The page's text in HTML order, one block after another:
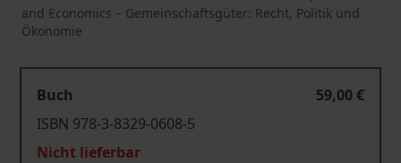
and Economics – Gemeinschaftsgüter: Recht, Politik und
Ökonomie
Buch
59,00 €
ISBN 978-3-8329-0608-5
Nicht lieferbar